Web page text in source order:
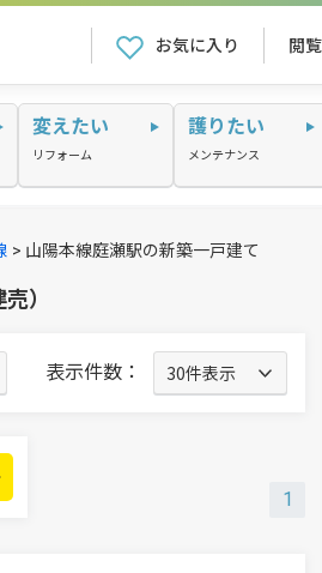
お気に入り 閲
変えたい
リフォーム
護りたい
メンテナンス
山陽本線庭瀬駅の新築一戸建て
）
表示件数：
1